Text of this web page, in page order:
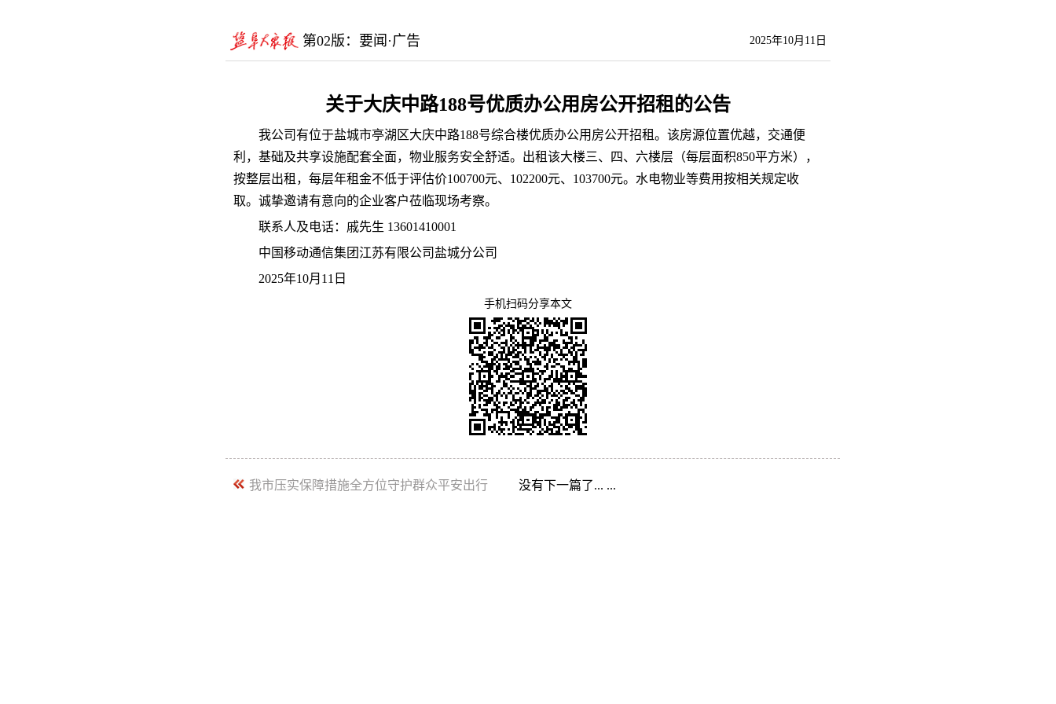
第02版：要闻·广告 2025年10月11日
关于大庆中路188号优质办公用房公开招租的公告
我公司有位于盐城市亭湖区大庆中路188号综合楼优质办公用房公开招租。该房源位置优越，交通便
利，基础及共享设施配套全面，物业服务安全舒适。出租该大楼三、四、六楼层（每层面积850平方米），
按整层出租，每层年租金不低于评估价100700元、102200元、103700元。水电物业等费用按相关规定收
取。诚挚邀请有意向的企业客户莅临现场考察。
联系人及电话：戚先生 13601410001
中国移动通信集团江苏有限公司盐城分公司
2025年10月11日
手机扫码分享本文
我市压实保障措施全方位守护群众平安出行 没有下一篇了... ...